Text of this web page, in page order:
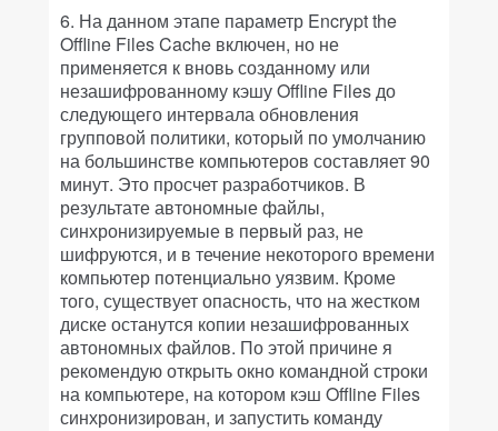
6. На данном этапе параметр Encrypt the
Offline Files Cache включен, но не
применяется к вновь созданному или
незашифрованному кэшу Offline Files до
следующего интервала обновления
групповой политики, который по умолчанию
на большинстве компьютеров составляет 90
минут. Это просчет разработчиков. В
результате автономные файлы,
синхронизируемые в первый раз, не
шифруются, и в течение некоторого времени
компьютер потенциально уязвим. Кроме
того, существует опасность, что на жестком
диске останутся копии незашифрованных
автономных файлов. По этой причине я
рекомендую открыть окно командной строки
на компьютере, на котором кэш Offline Files
синхронизирован, и запустить команду